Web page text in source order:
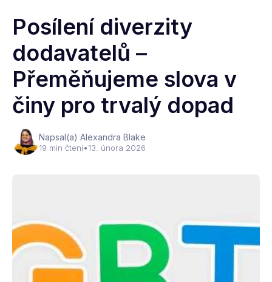
Posílení diverzity
dodavatelů –
Přeměňujeme slova v
činy pro trvalý dopad
Napsal(a) Alexandra Blake
19 min čtení•13. února 2026